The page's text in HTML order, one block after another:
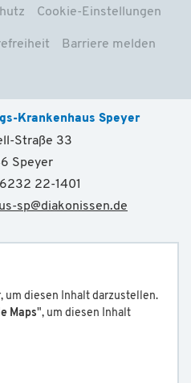
Cookie-Einstellungen
Barriere melden
Krankenhaus Speyer
Straße 33
Speyer
22-1401
sp@diakonissen.de
um diesen Inhalt darzustellen.
Maps", um diesen Inhalt